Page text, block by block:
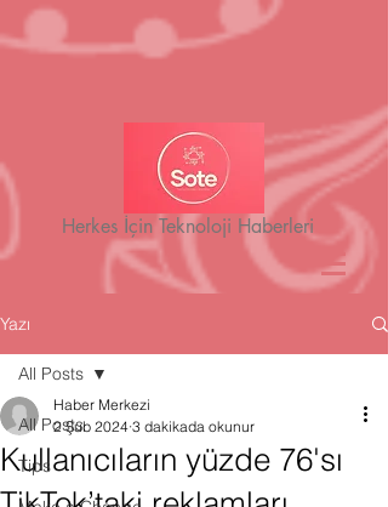
Herkes İçin Teknoloji Haberleri
Yazı
All Posts
Tips
All Posts
Kullanıcıların yüzde 76'sı
Haber Merkezi
2 Şub 2024 3 dakikada okunur